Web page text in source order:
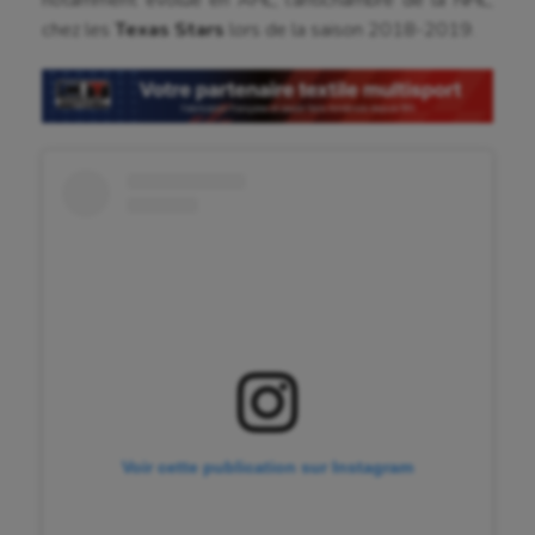
Cheerleading
Crossfit
Football américain
chez les Texas Stars lors de la saison 2018-2019.
Voir cette publication sur Instagram